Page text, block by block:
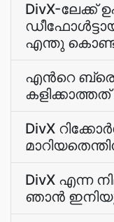
DivX-
എന്തു
എന്‍റെ
DivX
DivX എന്ന
ഞാന്‍